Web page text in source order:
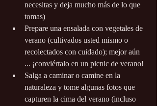
necesitas y deja mucho más de lo que
tomas)
Prepare una ensalada con vegetales de
verano (cultivados usted mismo o
recolectados con cuidado); mejor aún
... ¡conviértalo en un picnic de verano!
Salga a caminar o camine en la
naturaleza y tome algunas fotos que
capturen la cima del verano (incluso